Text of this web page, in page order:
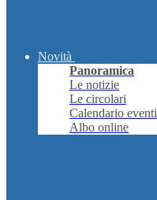
Novità
Panoramica
Le notizie
Le circolari
Calendario eventi
Albo online